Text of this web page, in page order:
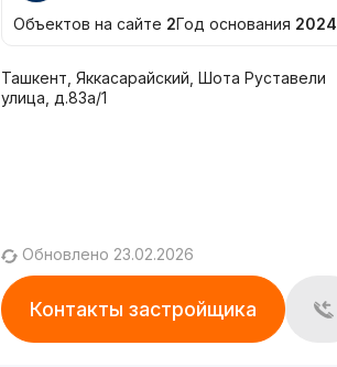
Объектов на сайте 2Год основания 2024
Ташкент, Яккасарайский, Шота Руставели
улица, д.83a/1
Обновлено 23.02.2026
Контакты застройщика